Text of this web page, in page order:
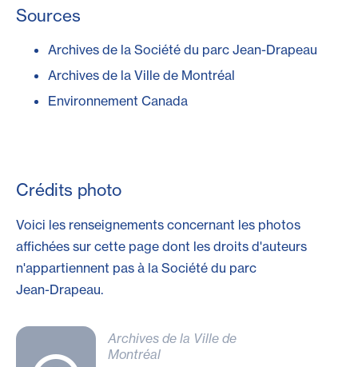
Sources
Archives de la Société du parc Jean-Drapeau
Archives de la Ville de Montréal
Environnement Canada
Crédits photo
Voici les renseignements concernant les photos
affichées sur cette page dont les droits d'auteurs
n'appartiennent pas à la Société du parc
Jean-Drapeau.
Archives de la Ville de
Montréal